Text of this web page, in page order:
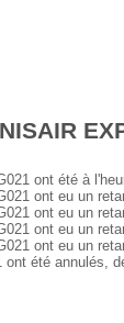
ont été à
ont eu un
ont eu un
ont eu un
ont eu un
été annulés,